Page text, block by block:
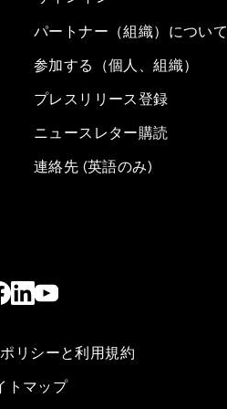
パートナー（組織）について
参加する（個人、組織）
プレスリリース登録
ニュースレター購読
連絡先 (英語のみ)
リシーと利用規約
トマップ